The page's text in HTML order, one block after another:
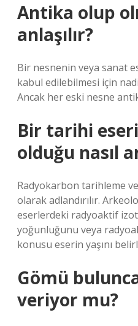
Antika olup
anlaşılır?
Bir nesnenin veya sanat
kabul edilebilmesi için
Ancak her eski nesne
Bir tarihi
olduğu nasıl
Radyokarbon tarihleme
olarak adlandırılır.
eserlerdeki radyoaktif
yoğunluğunu veya
konusu eserin yaşını
Gömü
veriyor mu?